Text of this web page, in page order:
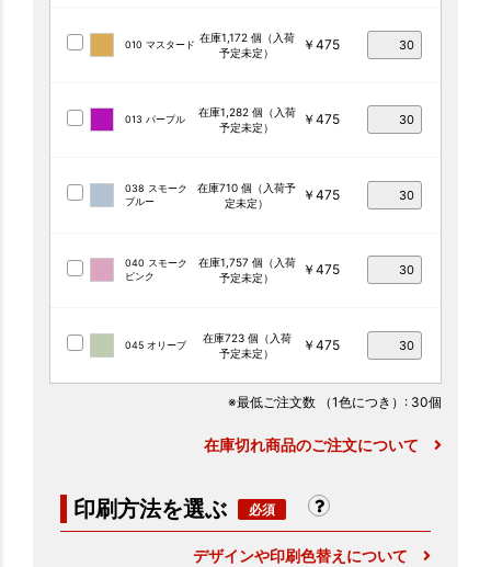
010 マスタード
在庫1,172 個（入荷
予定未定）
￥475
013 パープル
在庫1,282 個（入荷
予定未定）
￥475
038 スモーク
ブルー
在庫710 個（入荷予
定未定）
￥475
040 スモーク
ピンク
在庫1,757 個（入荷
予定未定）
￥475
045 オリーブ
在庫723 個（入荷
予定未定）
￥475
※最低ご注文数 （1色につき） : 30個
在庫切れ商品のご注文について
印刷方法を選ぶ
デザインや印刷色替えについて